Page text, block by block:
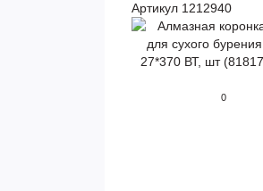
Артикул 1212940
0